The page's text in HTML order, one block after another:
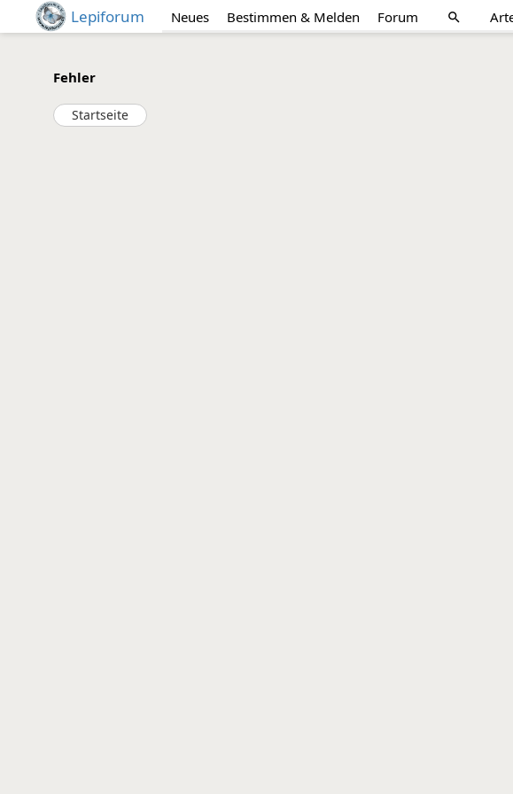
Lepiforum Neues Bestimmen & Melden Forum search
Fehler
Startseite